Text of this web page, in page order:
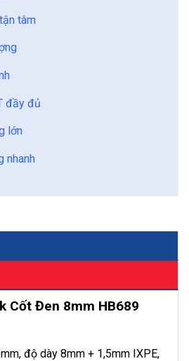
tâm
đầy đủ
lớn
nhanh
Cốt Đen 8mm HB689
độ dày 8mm + 1,5mm IXPE,